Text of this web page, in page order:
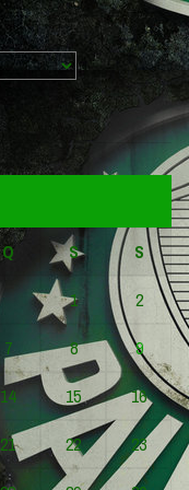
Q S
S
1
2
7 8
9
14 15
16
21 22
23